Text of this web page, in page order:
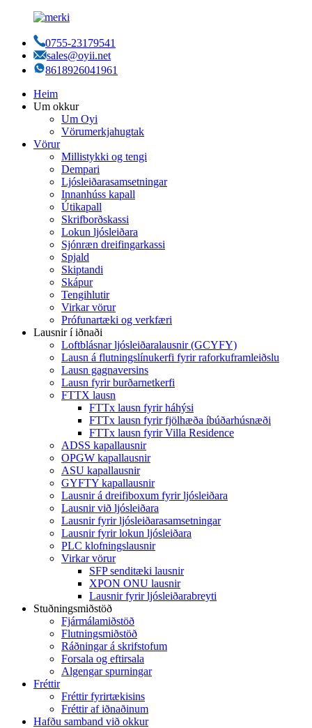
0755-23179541
sales@oyii.net
8618926041961
Heim
Um okkur
Um Oyi
Vörumerkjahugtak
Vörur
Millistykki og tengi
Dempari
Ljósleiðarasamsetningar
Innanhúss kapall
Útikapall
Skrifborðskassi
Lokun ljósleiðara
Sjónræn dreifingarkassi
Spjald
Skiptandi
Skápur
Tengihlutir
Virkar vörur
Prófunartæki og verkfæri
Lausnir í iðnaði
Loftblásnar ljósleiðaralausnir (GCYFY)
Lausn á flutningslínukerfi fyrir raforkuframleiðslu
Lausn gagnaversins
Lausn fyrir burðarnetkerfi
FTTX lausn
FTTx lausn fyrir háhýsi
FTTx lausn fyrir fjölhæða íbúðarhúsnæði
FTTx lausn fyrir Villa Residence
ADSS kapallausnir
OPGW kapallausnir
ASU kapallausnir
GYFTY kapallausnir
Lausnir á dreifiboxum fyrir ljósleiðara
Lausnir við ljósleiðara
Lausnir fyrir ljósleiðarasamsetningar
Lausnir fyrir lokun ljósleiðara
PLC klofningslausnir
Virkar vörur
SFP senditæki lausnir
XPON ONU lausnir
Lausnir fyrir ljósleiðarabreyti
Stuðningsmiðstöð
Fjármálamiðstöð
Flutningsmiðstöð
Ráðningar á skrifstofum
Forsala og eftirsala
Algengar spurningar
Fréttir
Fréttir fyrirtækisins
Fréttir af iðnaðinum
Hafðu samband við okkur